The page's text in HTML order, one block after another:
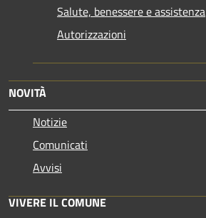
Salute, benessere e assistenza
Autorizzazioni
NOVITÀ
Notizie
Comunicati
Avvisi
VIVERE IL COMUNE